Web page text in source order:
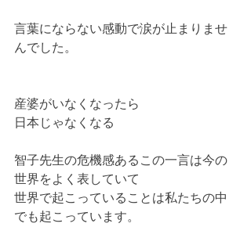
言葉にならない感動で涙が止まりませ
んでした。
産婆がいなくなったら
日本じゃなくなる
智子先生の危機感あるこの一言は今の
世界をよく表していて
世界で起こっていることは私たちの中
でも起こっています。